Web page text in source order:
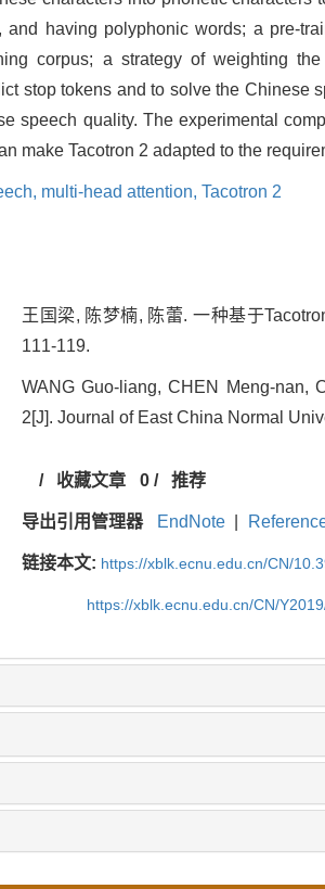
and having polyphonic words; a pre-
corpus; a strategy of weighting
stop tokens and to solve the
speech quality. The experimental
make Tacotron 2 adapted to the
multi-head attention, Tacotron 2
王国梁, 陈梦楠, 陈蕾. 一种基于
111-119.
WANG Guo-liang, CHEN Meng-nan,
2[J]. Journal of East China Normal
/ 收藏文章 0/ 推荐
导出引用管理器 EndNote
链接本文: https://xblk.ecnu.edu.cn/CN/
https://xblk.ecnu.edu.cn/CN/